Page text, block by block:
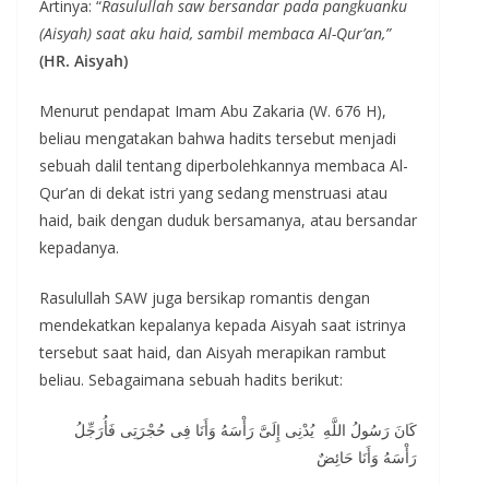
Artinya: “Rasulullah saw bersandar pada pangkuanku
(Aisyah) saat aku haid, sambil membaca Al-Qur’an,”
(HR. Aisyah)
Menurut pendapat Imam Abu Zakaria (W. 676 H),
beliau mengatakan bahwa hadits tersebut menjadi
sebuah dalil tentang diperbolehkannya membaca Al-
Qur’an di dekat istri yang sedang menstruasi atau
haid, baik dengan duduk bersamanya, atau bersandar
kepadanya.
Rasulullah SAW juga bersikap romantis dengan
mendekatkan kepalanya kepada Aisyah saat istrinya
tersebut saat haid, dan Aisyah merapikan rambut
beliau. Sebagaimana sebuah hadits berikut:
كَانَ رَسُولُ اللَّهِ يُدْنِى إِلَىَّ رَأْسَهُ وَأَنَا فِى حُجْرَتِى فَأُرَجِّلُ
رَأْسَهُ وَأَنَا حَائِضٌ